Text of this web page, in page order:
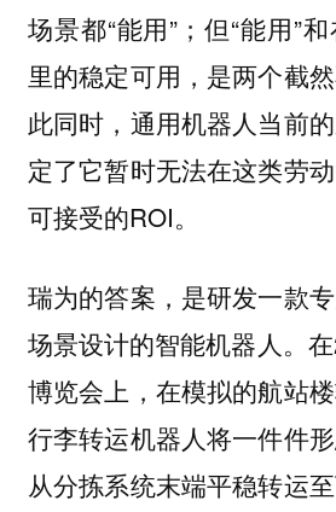
场景都“能用”；但“能用”
里的稳定可用，是两个截
此同时，通用机器人当前
定了它暂时无法在这类劳
可接受的ROI。
瑞为的答案，是研发一款
场景设计的智能机器人。
博览会上，在模拟的航站
行李转运机器人将一件件
从分拣系统末端平稳转运